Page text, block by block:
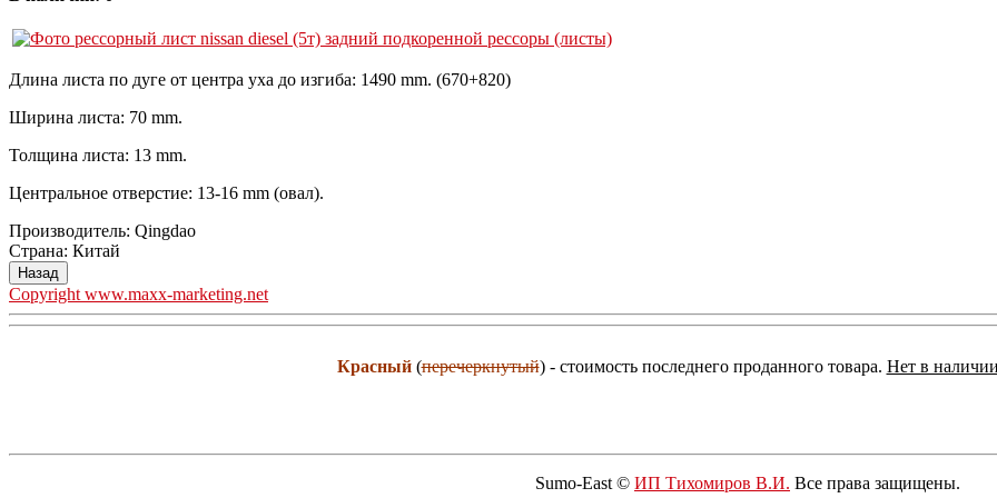
Длина листа по дуге от центра уха до изгиба: 1490 mm. (670+820)
Ширина листа: 70 mm.
Толщина листа: 13 mm.
Центральное отверстие: 13-16 mm (овал).
Производитель: Qingdao
Страна: Китай
Copyright www.maxx-marketing.net
Красный(перечеркнутый) - стоимость последнего проданного товара. Нет в
Sumo-East © ИП Тихомиров В.И. Все права защищены.